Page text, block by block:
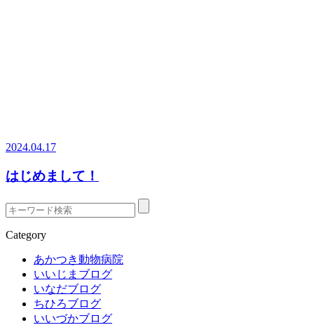
2024.04.17
はじめまして！
Category
あかつき動物病院
いいじまブログ
いなだブログ
ちひろブログ
いいづかブログ